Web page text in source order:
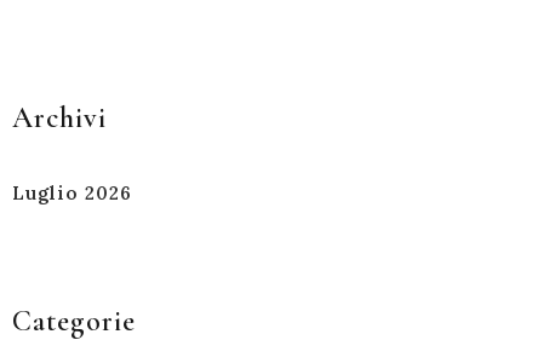
Archivi
Luglio 2026
Categorie